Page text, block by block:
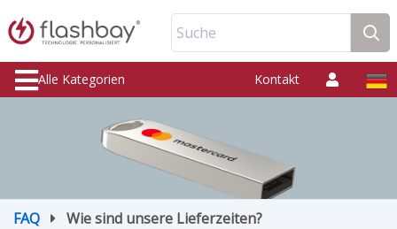
Suche
Alle Kategorien Kontakt
FAQ Wie sind unsere Lieferzeiten?